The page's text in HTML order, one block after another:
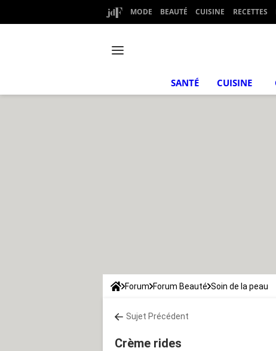
MODE BEAUTÉ CUISINE RECETTES
SANTÉ CUISINE
Forum Forum Beauté Soin de la peau
Sujet Précédent
Crème rides